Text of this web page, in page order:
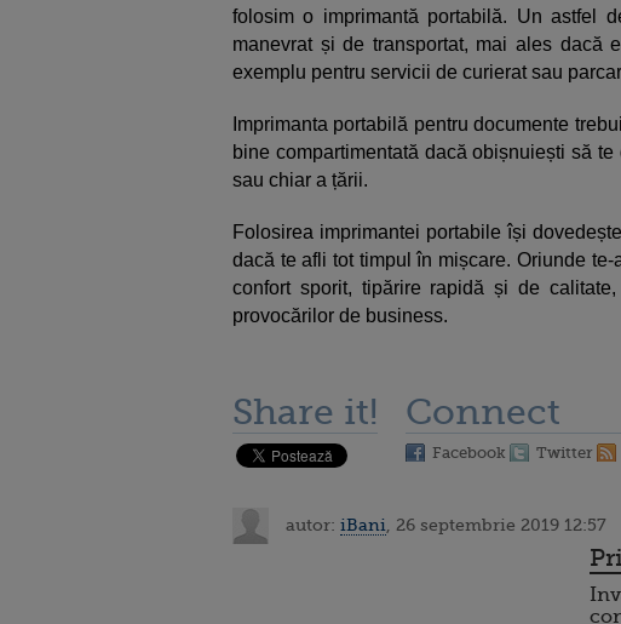
folosim o imprimantă portabilă. Un astfel
manevrat și de transportat, mai ales dacă
exemplu pentru servicii de curierat sau
Imprimanta portabilă pentru documente
bine compartimentată dacă obișnuiești să
sau chiar a țării.
Folosirea imprimantei portabile își
dacă te afli tot timpul în mișcare. Oriunde
confort sporit, tipărire rapidă și de
provocărilor de business.
Share it! Connect
Facebook Twitter
autor: iBani , 26 septembrie 2019 12:57